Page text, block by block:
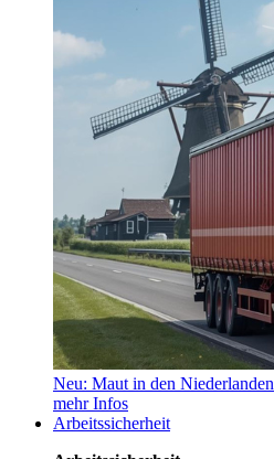
Neu: Maut in den Niederlanden
mehr Infos
Arbeitssicherheit